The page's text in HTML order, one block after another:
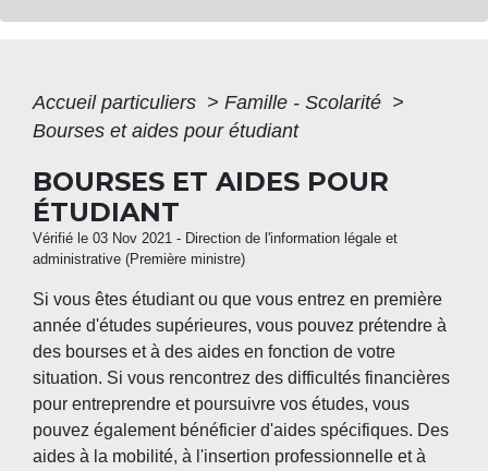
Accueil particuliers > Famille - Scolarité >
Bourses et aides pour étudiant
BOURSES ET AIDES POUR
ÉTUDIANT
Vérifié le 03 Nov 2021 - Direction de l'information légale et
administrative (Première ministre)
Si vous êtes étudiant ou que vous entrez en première
année d'études supérieures, vous pouvez prétendre à
des bourses et à des aides en fonction de votre
situation. Si vous rencontrez des difficultés financières
pour entreprendre et poursuivre vos études, vous
pouvez également bénéficier d'aides spécifiques. Des
aides à la mobilité, à l'insertion professionnelle et à